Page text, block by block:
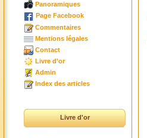
Panoramiques
Page Facebook
Commentaires
Mentions légales
Contact
Livre d'or
Admin
Index des articles
Livre d'or